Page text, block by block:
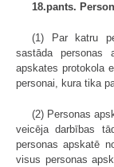
18.pants.
(1) Par katru
sastāda personas
apskates protokola
personai, kura tika
(2) Personas
veicēja darbības
personas apskatē
visus personas